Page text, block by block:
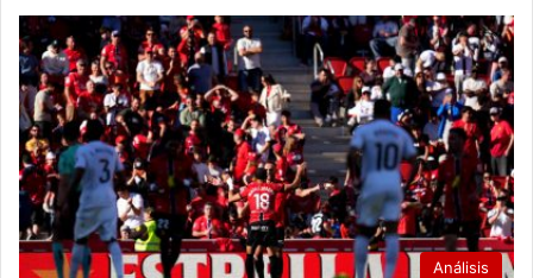
Análisis